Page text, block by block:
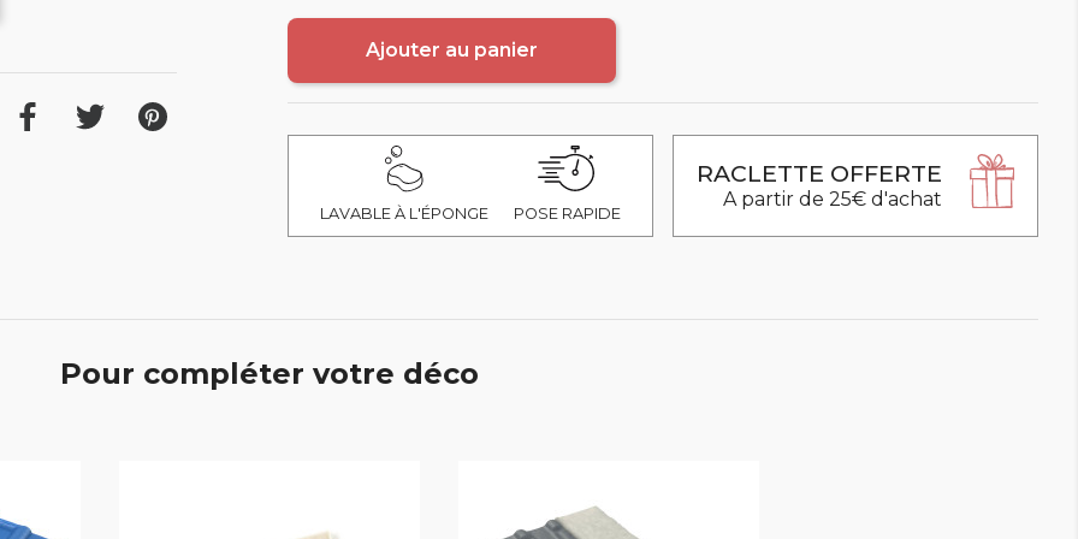
Ajouter au panier
LAVABLE À L'ÉPONGE POSE RAPIDE
RACLETTE OFFERTE
A partir de 25€ d'achat
Pour compléter votre déco